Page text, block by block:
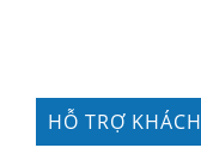
HỖ TRỢ KHÁCH